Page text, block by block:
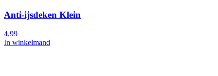
Anti-ijsdeken Klein
4,99
In winkelmand